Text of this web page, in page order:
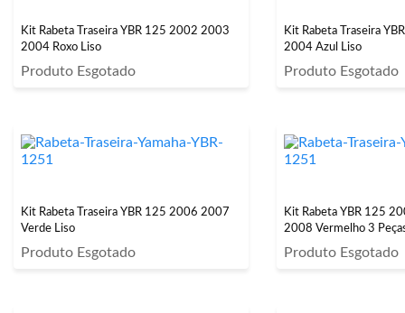
Kit Rabeta Traseira YBR 125 2002 2003
2004 Roxo Liso
Produto Esgotado
Kit Rabeta Traseira
2004 Azul Liso
Produto Esgotado
Kit Rabeta Traseira YBR 125 2006 2007
Verde Liso
Produto Esgotado
Kit Rabeta YBR 125
2008 Vermelho 3
Produto Esgotado